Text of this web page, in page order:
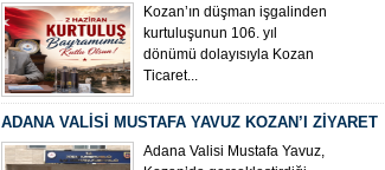
ÇEVİKALP’TEN 2 HAZİRAN MESAJI
Kozan’ın düşman işgalinden
kurtuluşunun 106. yıl
dönümü dolayısıyla Kozan
Ticaret...
ADANA VALİSİ MUSTAFA YAVUZ KOZAN’I ZİYARET
ETTİ
Adana Valisi Mustafa Yavuz,